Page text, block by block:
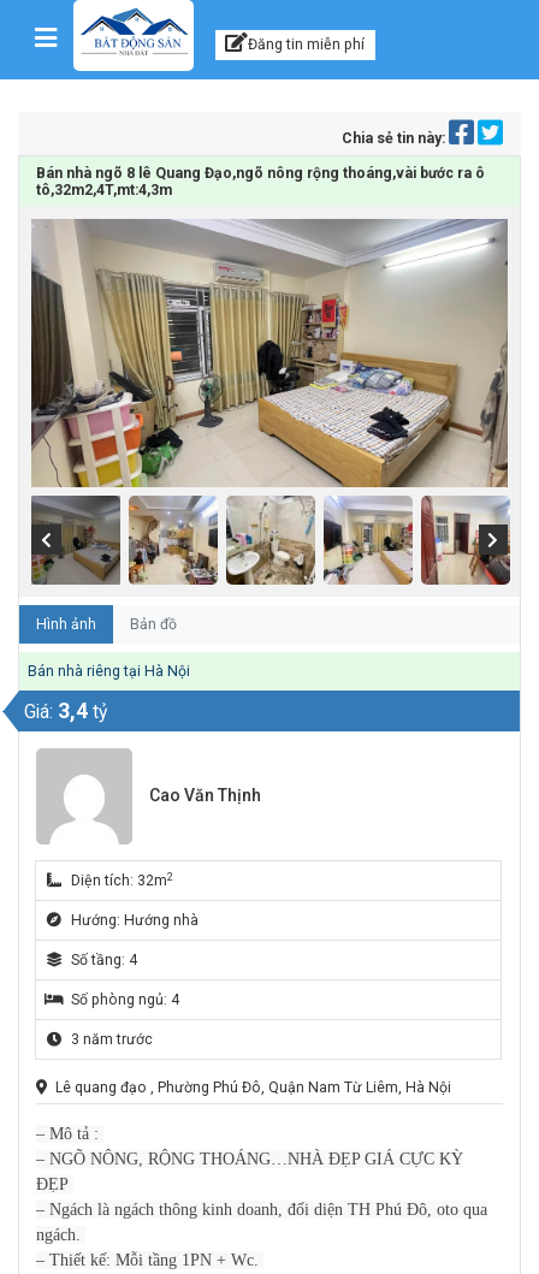
Skip to content Kênh thông tin, tư vấn
Đăng tin miễn phí
Chia sẻ tin này:
Bán nhà ngõ 8 lê Quang Đạo,ngõ nông rộng thoáng,vài bước ra ô
tô,32m2,4T,mt:4,3m
Hình ảnh Bản đồ
Bán nhà riêng tại Hà Nội
Giá: 3,4 tỷ
Cao Văn Thịnh
Diện tích: 32m2
Hướng: Hướng nhà
Số tầng: 4
Số phòng ngủ: 4
3 năm trước
Lê quang đạo , Phường Phú Đô, Quận Nam Từ Liêm, Hà Nội
– Mô tả :
– NGÕ NÔNG, RỘNG THOÁNG…NHÀ ĐẸP GIÁ CỰC KỲ
ĐẸP
– Ngách là ngách thông kinh doanh, đối diện TH Phú Đô, oto qua
ngách.
– Thiết kế: Mỗi tầng 1PN + Wc.